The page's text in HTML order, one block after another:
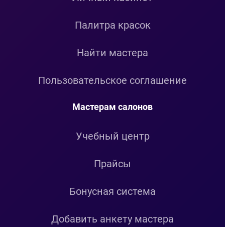
Палитра красок
Найти мастера
Пользовательское соглашение
Мастерам салонов
Учебный центр
Прайсы
Бонусная система
Добавить анкету мастера